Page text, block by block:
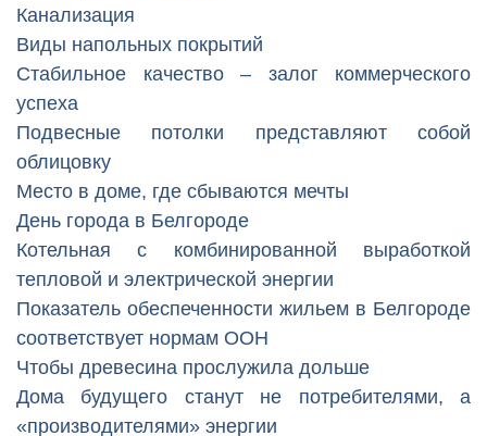
Канализация
Виды напольных покрытий
Стабильное качество – залог коммерческого
успеха
Подвесные потолки представляют собой
облицовку
Место в доме, где сбываются мечты
День города в Белгороде
Котельная с комбинированной выработкой
тепловой и электрической энергии
Показатель обеспеченности жильем в Белгороде
соответствует нормам ООН
Чтобы древесина прослужила дольше
Дома будущего станут не потребителями, а
«производителями» энергии